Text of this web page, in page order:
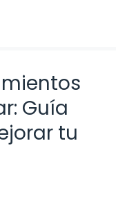
Guía
tu